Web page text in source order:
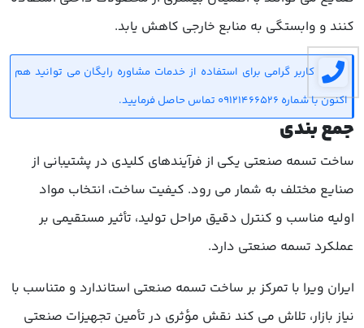
کنند و وابستگی به منابع خارجی کاهش یابد.
کاربر گرامی برای استفاده از خدمات مشاوره رایگان می توانید هم
اکنون با شماره 09121466526 تماس حاصل فرمایید.
جمع بندی
ساخت تسمه صنعتی یکی از فرآیندهای کلیدی در پشتیبانی از
صنایع مختلف به شمار می رود. کیفیت ساخت، انتخاب مواد
اولیه مناسب و کنترل دقیق مراحل تولید، تأثیر مستقیمی بر
عملکرد تسمه صنعتی دارد.
ایران ویرا با تمرکز بر ساخت تسمه صنعتی استاندارد و متناسب با
نیاز بازار، تلاش می کند نقش مؤثری در تأمین تجهیزات صنعتی